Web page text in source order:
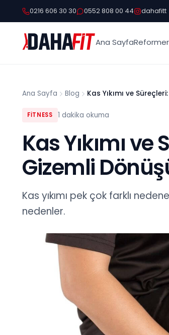
0216 606 30 30 0552 808 00 44 dahafitt
Ana Sayfa
Ana Sayfa Blog Kas Yıkımı ve
FİTNESS 1 dakika okuma
Kas Yıkımı
Gizemli
Kas yıkımı pek çok farklı
nedenler.